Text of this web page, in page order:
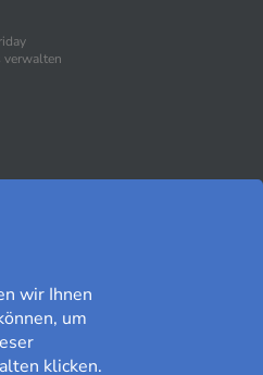
verwalten
på Prisjakt
wir Ihnen
um
klicken.